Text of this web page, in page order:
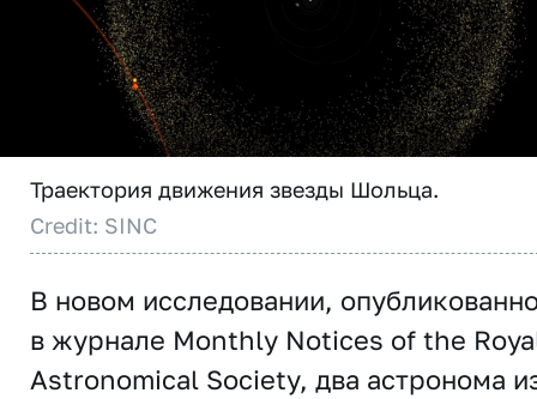
Траектория движения звезды Шольца.
Credit: SINC
В новом исследовании,
в журнале Monthly Notices of the
Astronomical Society, два астронома